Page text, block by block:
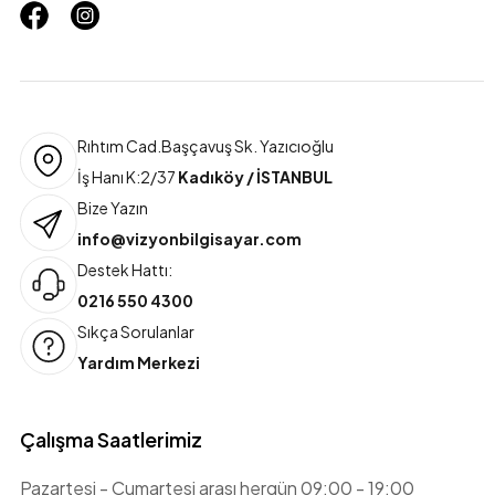
Rıhtım Cad.Başçavuş Sk. Yazıcıoğlu
İş Hanı K:2/37 Kadıköy / İSTANBUL
Bize Yazın
info@vizyonbilgisayar.com
Destek Hattı:
0216 550 4300
Sıkça Sorulanlar
Yardım Merkezi
Çalışma Saatlerimiz
Pazartesi - Cumartesi arası hergün 09:00 - 19:00